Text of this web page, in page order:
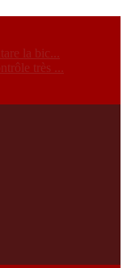
la bic...
très ...